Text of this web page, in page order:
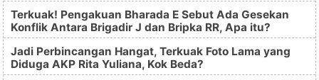
Terkuak! Pengakuan Bharada E Sebut Ada Gesekan
Konflik Antara Brigadir J dan Bripka RR, Apa itu?
Jadi Perbincangan Hangat, Terkuak Foto Lama yang
Diduga AKP Rita Yuliana, Kok Beda?